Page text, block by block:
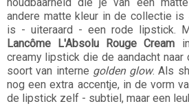
houdbaarheid die je van een
andere matte kleur in de collectie is
is - uiteraard - een rode lipstick.
Lancôme L'Absolu Rouge Cream
creamy lipstick die de aandacht
soort van interne golden glow. Als
nog een extra accentje, in de vorm
de lipstick zelf - subtiel, maar een